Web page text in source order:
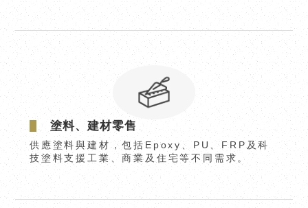
塗料、建材零售
供應塗料與建材，包括Epoxy、PU、FRP及科
技塗料支援工業、商業及住宅等不同需求。